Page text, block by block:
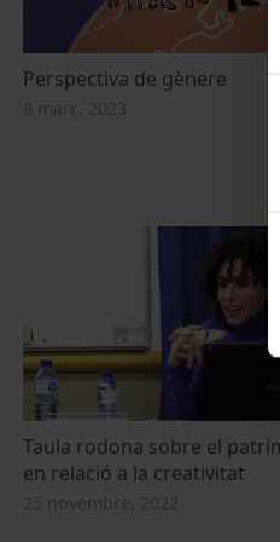
Perspectiva de gènere
8 març, 2023
Taula rodona sobre el
en relació a la creativitat
25 novembre, 2022